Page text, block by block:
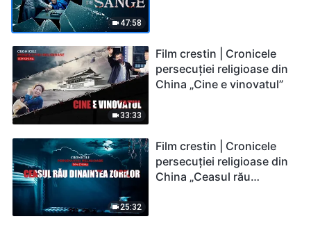
47:58
33:33
Film crestin | Cronicele
persecuției religioase din
China „Cine e vinovatul”
25:32
Film crestin | Cronicele
persecuției religioase din
China „Ceasul rău